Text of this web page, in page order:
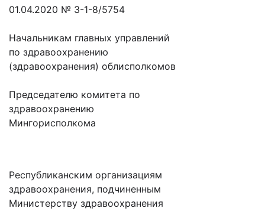
01.04.2020 № 3-1-8/5754
Начальникам главных управлений
по здравоохранению
(здравоохранения) облисполкомов
Председателю комитета по
здравоохранению
Мингорисполкома
Республиканским организациям
здравоохранения, подчиненным
Министерству здравоохранения